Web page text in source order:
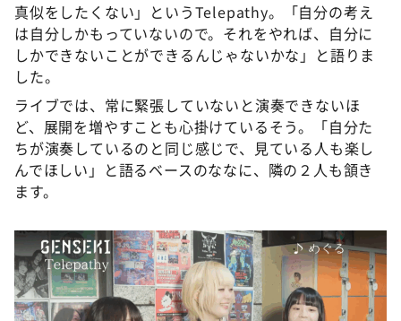
真似をしたくない」というTelepathy。「自分の考え
は自分しかもっていないので。それをやれば、自分に
しかできないことができるんじゃないかな」と語りま
した。
ライブでは、常に緊張していないと演奏できないほ
ど、展開を増やすことも心掛けているそう。「自分た
ちが演奏しているのと同じ感じで、見ている人も楽し
んでほしい」と語るベースのななに、隣の２人も頷き
ます。